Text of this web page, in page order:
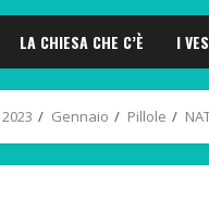
LA CHIESA CHE C’È I
2023 Gennaio Pillole